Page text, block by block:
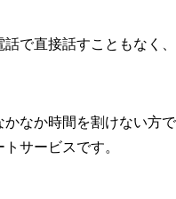
で直接話すこともなく
なか時間を割けない方
サービスです。